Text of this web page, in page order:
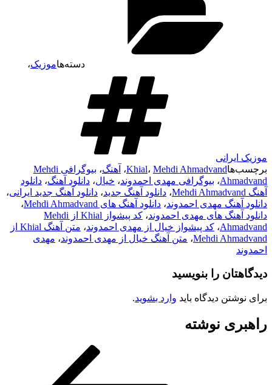
دسته‌هاموزیک،
موزیک ایرانی
برچسب‌ها
Khial، Mehdi Ahmadvand ، آهنگ،
بیوگرافی Mehdi
Ahmadvand، بیوگرافی مهدی احمدوند، خیال، دانلود آهنگ، دانلود
آهنگ Mehdi Ahmadvand
، دانلود آهنگ جدید، دانلود آهنگ جدید ایرانی،
دانلود آهنگ مهدی احمدوند، دانلود آهنگ های Mehdi Ahmadvand
،
دانلود آهنگ های مهدی احمدوند،
کد پیشواز Khial از Mehdi
Ahmadvand، کد پیشواز خیال از مهدی احمدوند،
متن آهنگ Khial از
Mehdi Ahmadvand، متن آهنگ خیال از مهدی احمدوند، مهدی
احمدوند
دیدگاهتان را بنویسید
برای نوشتن دیدگاه باید وارد بشوید.
راهبری نوشته